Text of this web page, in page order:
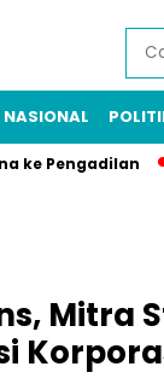
NASIONAL
ke Pengadilan
Mitra